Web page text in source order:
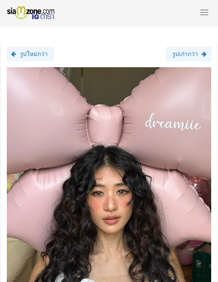
รูปใหม่กว่า รูปเก่ากว่า